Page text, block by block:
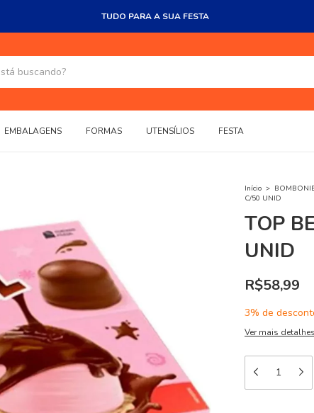
TUDO PARA A SUA FESTA
EMBALAGENS FORMAS UTENSÍLIOS FESTA
Início >
C/50 UNID
TOP
UNID
R$58,99
3% de
Ver mais detalhes